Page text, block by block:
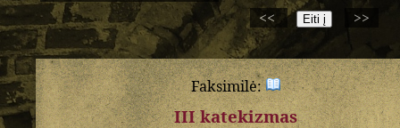
<<
>>
Faksimilė:
III katekizmas